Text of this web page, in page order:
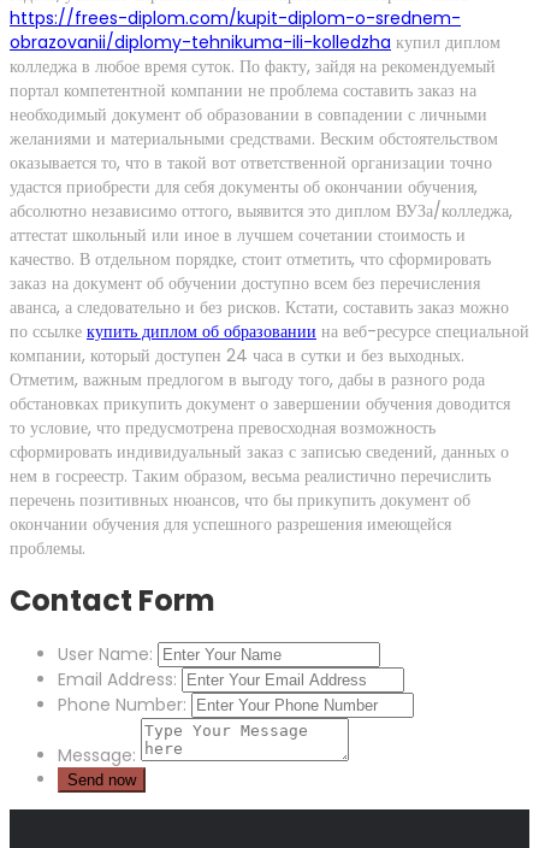
https://frees-diplom.com/kupit-diplom-o-srednem-
obrazovanii/diplomy-tehnikuma-ili-kolledzha купил диплом
колледжа в любое время суток. По факту, зайдя на рекомендуемый
портал компетентной компании не проблема составить заказ на
необходимый документ об образовании в совпадении с личными
желаниями и материальными средствами. Веским обстоятельством
оказывается то, что в такой вот ответственной организации точно
удастся приобрести для себя документы об окончании обучения,
абсолютно независимо оттого, выявится это диплом ВУЗа/колледжа,
аттестат школьный или иное в лучшем сочетании стоимость и
качество. В отдельном порядке, стоит отметить, что сформировать
заказ на документ об обучении доступно всем без перечисления
аванса, а следовательно и без рисков. Кстати, составить заказ можно
по ссылке купить диплом об образовании на веб-ресурсе специальной
компании, который доступен 24 часа в сутки и без выходных.
Отметим, важным предлогом в выгоду того, дабы в разного рода
обстановках прикупить документ о завершении обучения доводится
то условие, что предусмотрена превосходная возможность
сформировать индивидуальный заказ с записью сведений, данных о
нем в госреестр. Таким образом, весьма реалистично перечислить
перечень позитивных нюансов, что бы прикупить документ об
окончании обучения для успешного разрешения имеющейся
проблемы.
Contact Form
User Name:
Email Address:
Phone Number:
Message: